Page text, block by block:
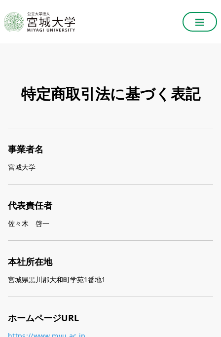
特定商取引法に基づく表記
事業者名
宮城大学
代表責任者
佐々木 啓一
本社所在地
宮城県黒川郡大和町学苑1番地1
ホームページURL